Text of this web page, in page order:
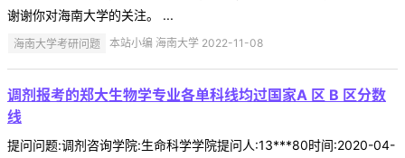
谢谢你对海南大学的关注。 ...
海南大学考研问题 本站小编 海南大学 2022-11-08
调剂报考的郑大生物学专业各单科线均过国家A 区 B 区分数
线
提问问题:调剂咨询学院:生命科学学院提问人:13***80时间:2020-04-